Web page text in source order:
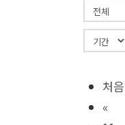
처음
«